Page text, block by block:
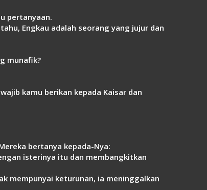
pertanyaan.
Engkau adalah seorang yang jujur dan
munafik?
kamu berikan kepada Kaisar dan
bertanya kepada-Nya:
isterinya itu dan membangkitkan
mempunyai keturunan, ia meninggalkan